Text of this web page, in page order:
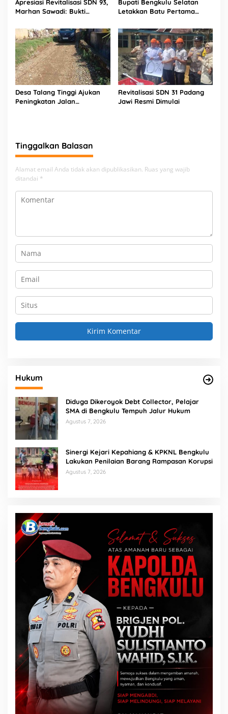
Apresiasi Revitalisasi SDN 93,
Marhan Sawadi: Bukti
Selatan Majukan Pendidikan
Bupati Bengkulu Selatan
Letakkan Batu Pertama
Desa Talang Tinggi Ajukan
Peningkatan Jalan
Revitalisasi SDN 31 Padang
Jawi Resmi Dimulai
Tinggalkan Balasan
Alamat email Anda tidak akan dipublikasikan. Ruas yang wajib
ditandai *
Hukum
Diduga Dikeroyok Debt Collector, Pelajar
SMA di Bengkulu Tempuh Jalur Hukum
Agustus 7, 2026
Sinergi Kejari Kepahiang & KPKNL Bengkulu
Lakukan Penilaian Barang Rampasan Korupsi
Agustus 7, 2026